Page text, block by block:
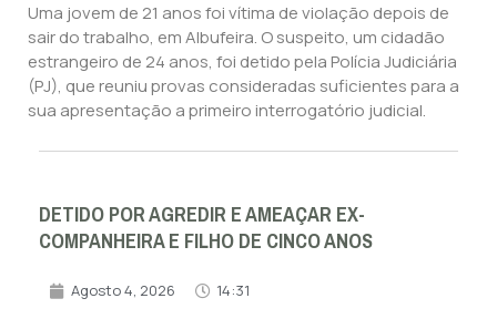
Uma jovem de 21 anos foi vítima de violação depois de
sair do trabalho, em Albufeira. O suspeito, um cidadão
estrangeiro de 24 anos, foi detido pela Polícia Judiciária
(PJ), que reuniu provas consideradas suficientes para a
sua apresentação a primeiro interrogatório judicial.
DETIDO POR AGREDIR E AMEAÇAR EX-
COMPANHEIRA E FILHO DE CINCO ANOS
Agosto 4, 2026 14:31